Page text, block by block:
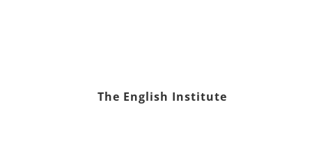
The English Institute